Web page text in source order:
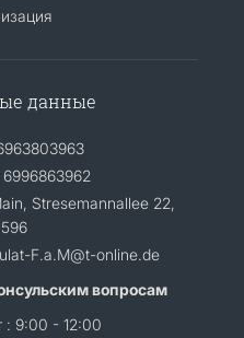
данные
Stresemannallee 22,
F.a.M@t-online.de
вопросам
: 9:00 - 12:00